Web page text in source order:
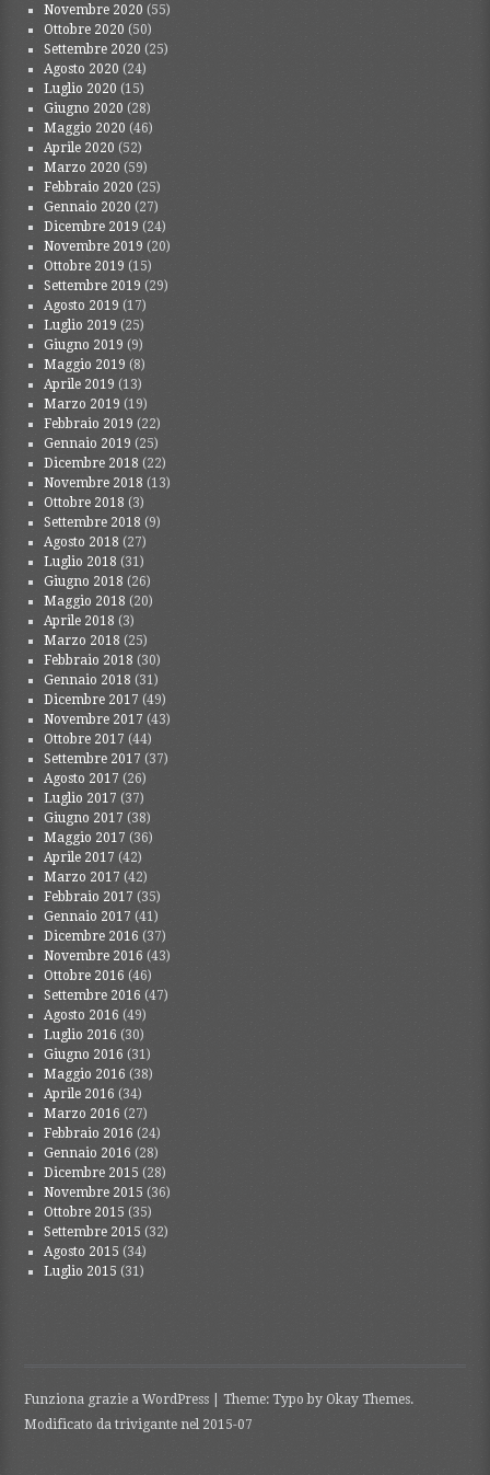
Novembre 2020 (55)
Ottobre 2020 (50)
Settembre 2020 (25)
Agosto 2020 (24)
Luglio 2020 (15)
Giugno 2020 (28)
Maggio 2020 (46)
Aprile 2020 (52)
Marzo 2020 (59)
Febbraio 2020 (25)
Gennaio 2020 (27)
Dicembre 2019 (24)
Novembre 2019 (20)
Ottobre 2019 (15)
Settembre 2019 (29)
Agosto 2019 (17)
Luglio 2019 (25)
Giugno 2019 (9)
Maggio 2019 (8)
Aprile 2019 (13)
Marzo 2019 (19)
Febbraio 2019 (22)
Gennaio 2019 (25)
Dicembre 2018 (22)
Novembre 2018 (13)
Ottobre 2018 (3)
Settembre 2018 (9)
Agosto 2018 (27)
Luglio 2018 (31)
Giugno 2018 (26)
Maggio 2018 (20)
Aprile 2018 (3)
Marzo 2018 (25)
Febbraio 2018 (30)
Gennaio 2018 (31)
Dicembre 2017 (49)
Novembre 2017 (43)
Ottobre 2017 (44)
Settembre 2017 (37)
Agosto 2017 (26)
Luglio 2017 (37)
Giugno 2017 (38)
Maggio 2017 (36)
Aprile 2017 (42)
Marzo 2017 (42)
Febbraio 2017 (35)
Gennaio 2017 (41)
Dicembre 2016 (37)
Novembre 2016 (43)
Ottobre 2016 (46)
Settembre 2016 (47)
Agosto 2016 (49)
Luglio 2016 (30)
Giugno 2016 (31)
Maggio 2016 (38)
Aprile 2016 (34)
Marzo 2016 (27)
Febbraio 2016 (24)
Gennaio 2016 (28)
Dicembre 2015 (28)
Novembre 2015 (36)
Ottobre 2015 (35)
Settembre 2015 (32)
Agosto 2015 (34)
Luglio 2015 (31)
Funziona grazie a WordPress |Theme: Typo by Okay Themes.
Modificato da trivigante nel 2015-07